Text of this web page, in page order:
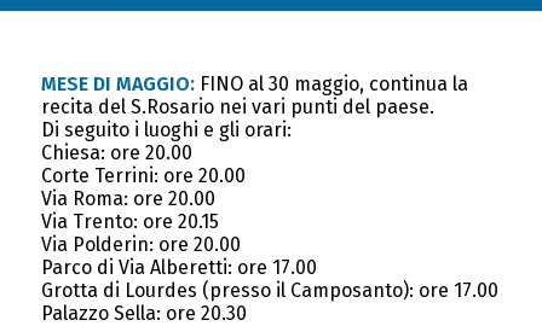
MESE DI MAGGIO:FINO al 30 maggio, continua la
recita del S.Rosario nei vari punti del paese.
Di seguito i luoghi e gli orari:
Chiesa: ore 20.00
Corte Terrini: ore 20.00
Via Roma: ore 20.00
Via Trento: ore 20.15
Via Polderin: ore 20.00
Parco di Via Alberetti: ore 17.00
Grotta di Lourdes (presso il Camposanto): ore 17.00
Palazzo Sella: ore 20.30